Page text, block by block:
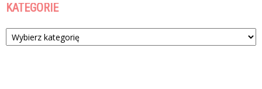
KATEGORIE
Kategorie